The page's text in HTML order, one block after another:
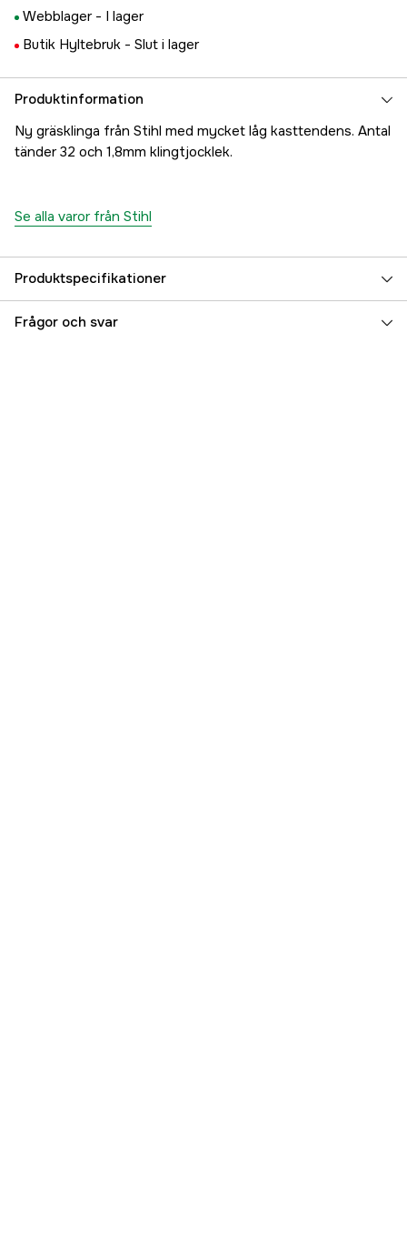
Webblager - I lager
Butik Hyltebruk - Slut i lager
Produktinformation
Ny gräsklinga från Stihl med mycket låg kasttendens. Antal
tänder 32 och 1,8mm klingtjocklek.
Se alla varor från Stihl
Produktspecifikationer
Centrumhål Röjsåg 20 mm
Frågor och svar